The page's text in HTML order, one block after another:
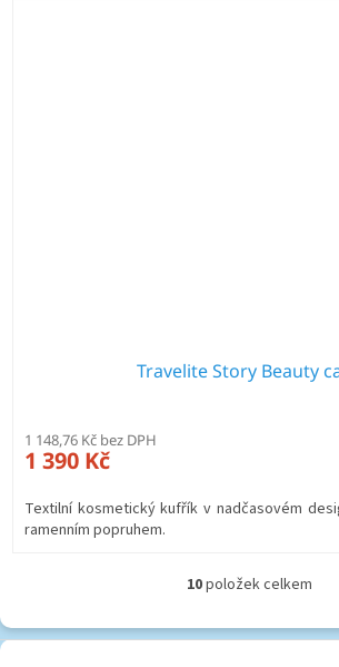
Travelite Story Beauty
1 148,76 Kč bez DPH
1 390 Kč
Textilní kosmetický kufřík v nadčasovém
ramenním popruhem.
O
l
10položek celkem
Z